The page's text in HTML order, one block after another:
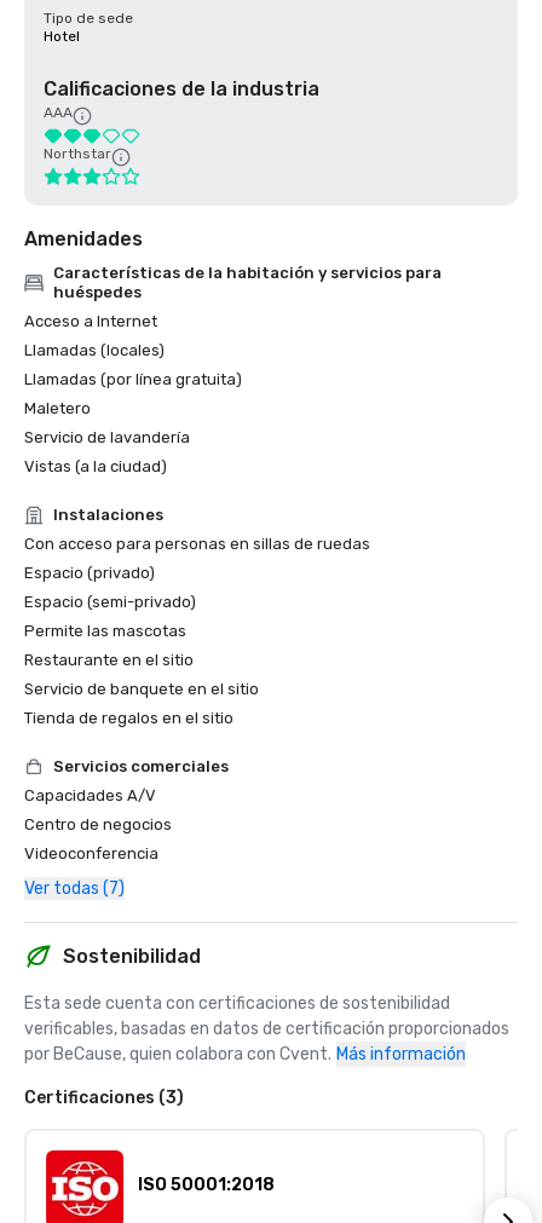
Tipo de sede
Hotel
Calificaciones de la industria
AAA
Northstar
Amenidades
Características de la habitación y servicios para
huéspedes
Acceso a Internet
Llamadas (locales)
Llamadas (por línea gratuita)
Maletero
Servicio de lavandería
Vistas (a la ciudad)
Instalaciones
Con acceso para personas en sillas de ruedas
Espacio (privado)
Espacio (semi-privado)
Permite las mascotas
Restaurante en el sitio
Servicio de banquete en el sitio
Tienda de regalos en el sitio
Servicios comerciales
Capacidades A/V
Centro de negocios
Videoconferencia
Ver todas (7)
Sostenibilidad
Esta sede cuenta con certificaciones de sostenibilidad
verificables, basadas en datos de certificación proporcionados
por BeCause, quien colabora con Cvent. Más información
Certificaciones (3)
ISO 50001:2018